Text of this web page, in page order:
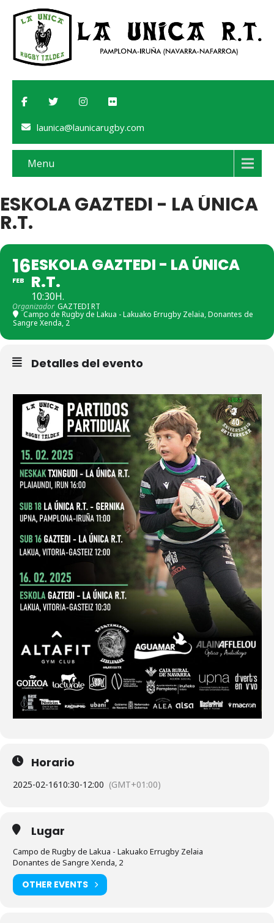
launica@launicarugby.com
Menu
ESKOLA GAZTEDI - LA ÚNICA
R.T.
16
FEB
ESKOLA GAZTEDI - LA ÚNICA
R.T.
10:30H.
Organizador GAZTEDI RT
Campo de Rugby de Lakua - Lakuako Errugby Zelaia, Donantes de
Sangre Xenda, 2
Detalles del evento
Horario
2025-02-1610:30-12:00 (GMT+01:00)
Lugar
Campo de Rugby de Lakua - Lakuako Errugby Zelaia
Donantes de Sangre Xenda, 2
OTHER EVENTS